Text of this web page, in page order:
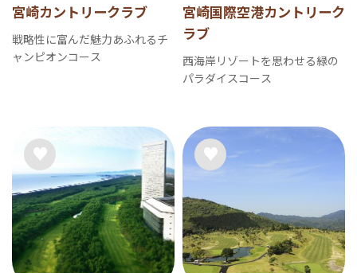
宮崎カントリークラブ
戦略性に富んだ魅力あふれるチ
ャンピオンコース
宮崎国際空港カントリーク
ラブ
西海岸リゾートを思わせる緑の
パラダイスコース